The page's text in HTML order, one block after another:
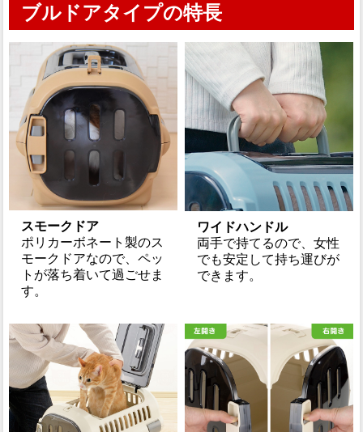
ブルドアタイプの特長
スモークドア
ポリカーボネート製のス
モークドアなので、ペッ
トが落ち着いて過ごせま
す。
ワイドハンドル
両手で持てるので、女性
でも安定して持ち運びが
できます。